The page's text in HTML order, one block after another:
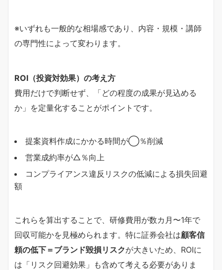
※いずれも一般的な相場感であり、内容・規模・講師
の専門性によって変わります。
ROI（投資対効果）の考え方
費用だけで判断せず、「どの程度の成果が見込める
か」を定量化することがポイントです。
提案資料作成にかかる時間が◯％削減
営業成約率が△％向上
コンプライアンス違反リスクの低減による損失回避
額
これらを算出することで、研修費用が数カ月〜1年で
回収可能かを見極められます。特に証券会社は顧客信
頼の低下＝ブランド毀損リスクが大きいため、ROIに
は「リスク回避効果」も含めて考える必要がありま